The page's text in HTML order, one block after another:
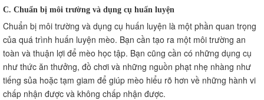
C. Chuẩn bị môi trường và dụng cụ huấn luyện
Chuẩn bị môi trường và dụng cụ huấn luyện là một phần quan trọng
của quá trình huấn luyện mèo. Bạn cần tạo ra một môi trường an
toàn và thuận lợi để mèo học tập. Bạn cũng cần có những dụng cụ
như thức ăn thưởng, đồ chơi và những nguồn phạt nhẹ nhàng như
tiếng sủa hoặc tạm giam để giúp mèo hiểu rõ hơn về những hành vi
chấp nhận được và không chấp nhận được.